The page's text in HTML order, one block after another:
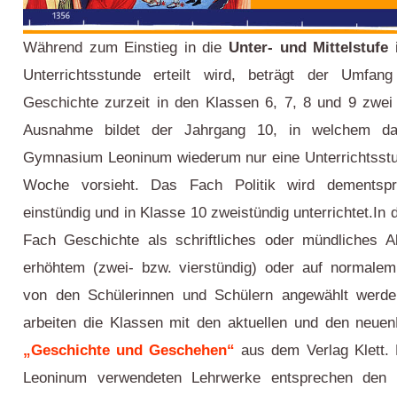
Während zum Einstieg in die Unter- und Mittelstufe
Unterrichtsstunde erteilt wird, beträgt der
Geschichte zurzeit in den Klassen 6, 7, 8 und 9 zwei
Ausnahme bildet der Jahrgang 10, in welchem
Gymnasium Leoninum wiederum nur eine
Woche vorsieht. Das Fach Politik wird
einstündig und in Klasse 10 zweistündig unterrichtet.In
Fach Geschichte als schriftliches oder mündliches
erhöhtem (zwei- bzw. vierstündig) oder auf
von den Schülerinnen und Schülern angewählt
arbeiten die Klassen mit den aktuellen und den
„Geschichte und Geschehen“ aus dem Verlag Klett.
Leoninum verwendeten Lehrwerke entsprechen den